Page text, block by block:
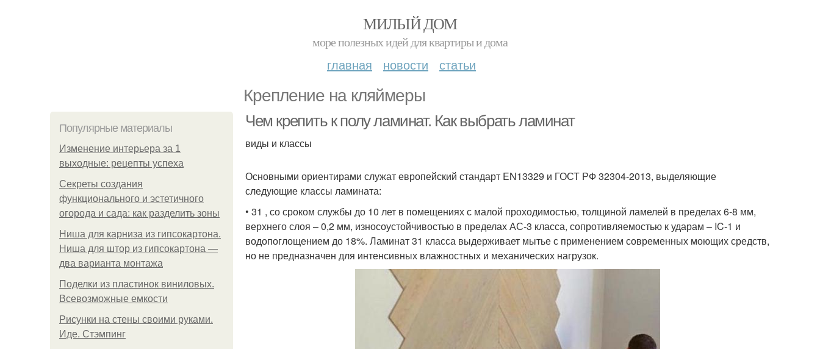
МИЛЫЙ ДОМ
море полезных идей для квартиры и дома
главная новости статьи
Крепление на кляймеры
Популярные материалы
Изменение интерьера за 1
выходные: рецепты успеха
Секреты создания
функционального и эстетичного
огорода и сада: как разделить зоны
Ниша для карниза из гипсокартона.
Ниша для штор из гипсокартона —
два варианта монтажа
Поделки из пластинок виниловых.
Всевозможные емкости
Рисунки на стены своими руками.
Иде. Стэмпинг
Чем крепить к полу ламинат. Как выбрать ламинат
виды и классы
Основными ориентирами служат европейский стандарт EN13329 и ГОСТ РФ 32304-2013, выделяющие
следующие классы ламината:
• 31 , со сроком службы до 10 лет в помещениях с малой проходимостью, толщиной ламелей в пределах 6-8 мм,
верхнего слоя – 0,2 мм, износоустойчивостью в пределах АС-3 класса, сопротивляемостью к ударам – IC-1 и
водопоглощением до 18%. Ламинат 31 класса выдерживает мытье с применением современных моющих средств,
но не предназначен для интенсивных влажностных и механических нагрузок.